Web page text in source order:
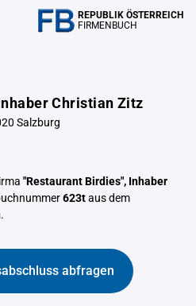
REPUBLIK ÖSTERREICH
FIRMENBUCH
Christian Zitz
Salzburg
"Restaurant Birdies", Inhaber
623taus dem
.
abfragen